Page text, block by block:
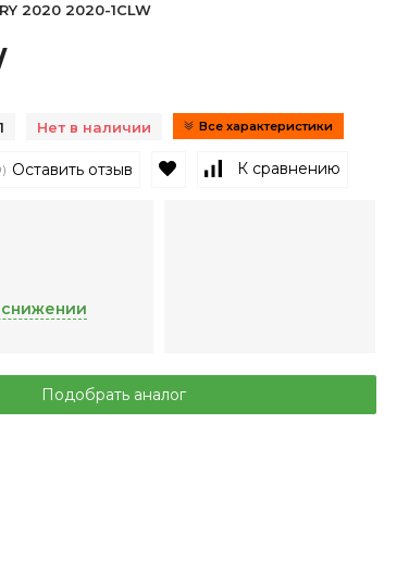
2020 2020-1CLW
Нет в наличии Все характеристики
Оставить отзыв В избранное
К сравнению
Подобрать аналог